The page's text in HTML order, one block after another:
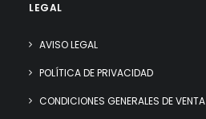
LEGAL
AVISO LEGAL
POLÍTICA DE PRIVACIDAD
CONDICIONES GENERALES DE VENTA